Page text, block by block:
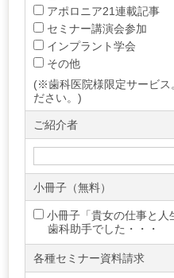
アポロニア21連載記事
セミナー講演会参加
インプラント学会
その他
(※歯科医院様限定サービス
ださい。)
ご紹介者
小冊子（無料）
小冊子「貴女の仕事と人
歯科助手でした・・・
各種セミナー資料請求